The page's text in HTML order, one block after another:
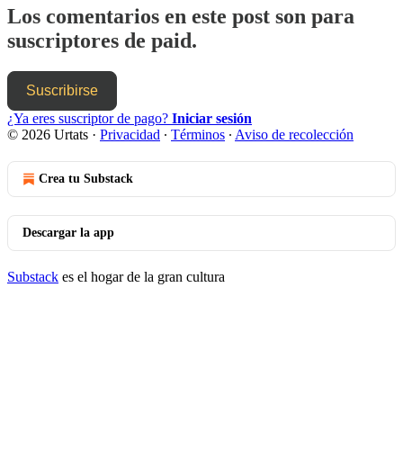
Los comentarios en este post son para
suscriptores de paid.
Suscribirse
¿Ya eres suscriptor de pago? Iniciar sesión
© 2026 Urtats · Privacidad ∙ Términos ∙ Aviso de recolección
Crea tu Substack
Descargar la app
Substack es el hogar de la gran cultura